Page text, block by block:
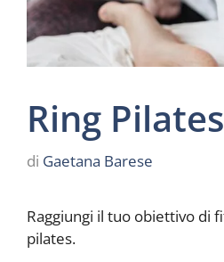
Ring
di Gaetana Barese
Raggiungi il tuo obiettivo di
pilates.